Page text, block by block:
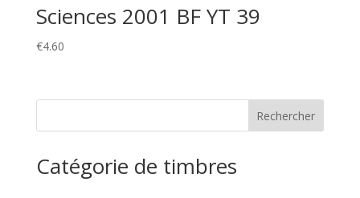
Sciences 2001 BF YT 39
€4.60
Catégorie de timbres